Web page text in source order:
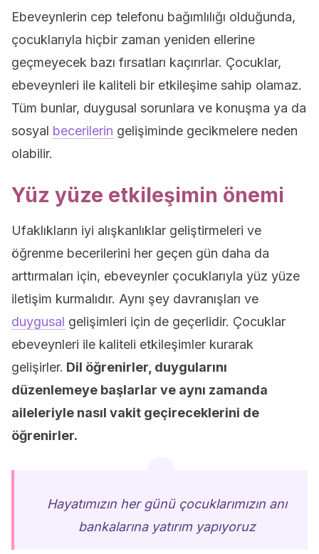
Ebeveynlerin cep telefonu bağımlılığı olduğunda,
çocuklarıyla hiçbir zaman yeniden ellerine
geçmeyecek bazı fırsatları kaçırırlar. Çocuklar,
ebeveynleri ile kaliteli bir etkileşime sahip olamaz.
Tüm bunlar, duygusal sorunlara ve konuşma ya da
sosyal becerilerin gelişiminde gecikmelere neden
olabilir.
Yüz yüze etkileşimin önemi
Ufaklıkların iyi alışkanlıklar geliştirmeleri ve
öğrenme becerilerini her geçen gün daha da
arttırmaları için, ebeveynler çocuklarıyla yüz yüze
iletişim kurmalıdır. Aynı şey davranışları ve
duygusal gelişimleri için de geçerlidir. Çocuklar
ebeveynleri ile kaliteli etkileşimler kurarak
gelişirler. Dil öğrenirler, duygularını
düzenlemeye başlarlar ve aynı zamanda
aileleriyle nasıl vakit geçireceklerini de
öğrenirler.
Hayatımızın her günü çocuklarımızın anı
bankalarına yatırım yapıyoruz